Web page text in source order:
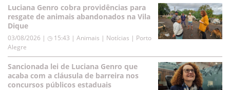
Luciana Genro cobra providências para
resgate de animais abandonados na Vila
Dique
03/08/2026 | ◷ 15:43 | Animais | Notícias | Porto
Alegre
Sancionada lei de Luciana Genro que
acaba com a cláusula de barreira nos
concursos públicos estaduais